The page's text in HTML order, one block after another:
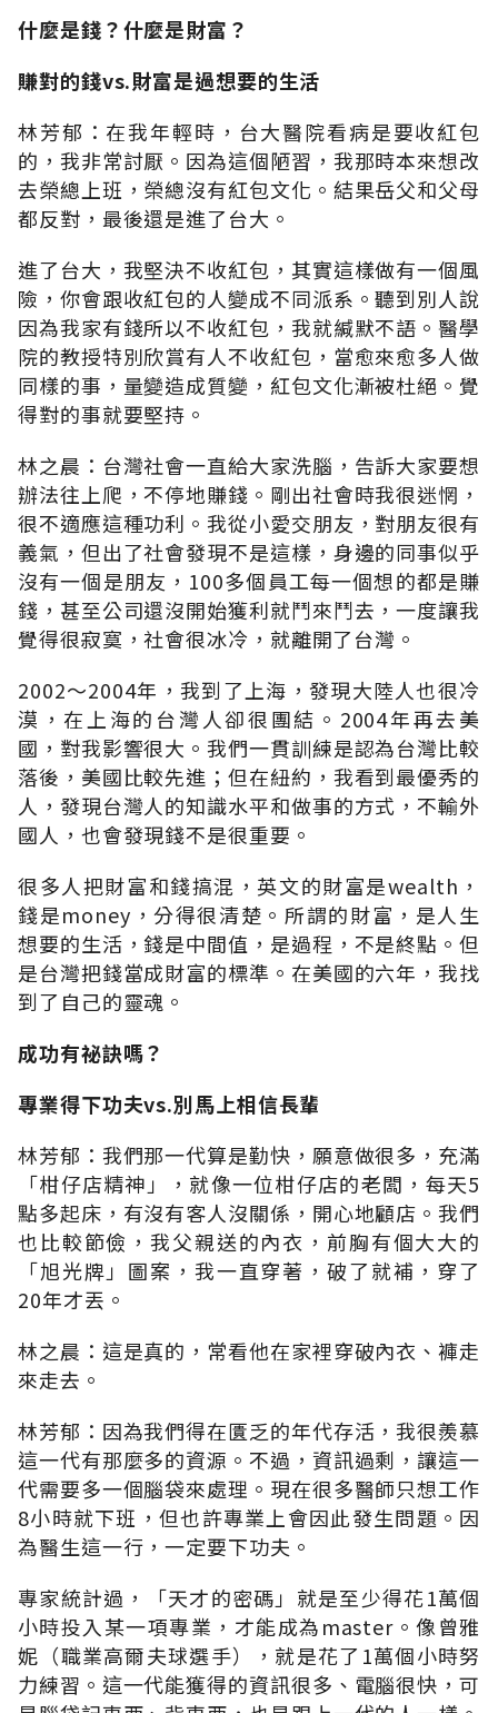
什麼是錢？什麼是財富？
賺對的錢vs.財富是過想要的生活
林芳郁：在我年輕時，台大醫院看病是要收紅包
的，我非常討厭。因為這個陋習，我那時本來想改
去榮總上班，榮總沒有紅包文化。結果岳父和父母
都反對，最後還是進了台大。
進了台大，我堅決不收紅包，其實這樣做有一個風
險，你會跟收紅包的人變成不同派系。聽到別人說
因為我家有錢所以不收紅包，我就緘默不語。醫學
院的教授特別欣賞有人不收紅包，當愈來愈多人做
同樣的事，量變造成質變，紅包文化漸被杜絕。覺
得對的事就要堅持。
林之晨：台灣社會一直給大家洗腦，告訴大家要想
辦法往上爬，不停地賺錢。剛出社會時我很迷惘，
很不適應這種功利。我從小愛交朋友，對朋友很有
義氣，但出了社會發現不是這樣，身邊的同事似乎
沒有一個是朋友，100多個員工每一個想的都是賺
錢，甚至公司還沒開始獲利就鬥來鬥去，一度讓我
覺得很寂寞，社會很冰冷，就離開了台灣。
2002～2004年，我到了上海，發現大陸人也很冷
漠，在上海的台灣人卻很團結。2004年再去美
國，對我影響很大。我們一貫訓練是認為台灣比較
落後，美國比較先進；但在紐約，我看到最優秀的
人，發現台灣人的知識水平和做事的方式，不輸外
國人，也會發現錢不是很重要。
很多人把財富和錢搞混，英文的財富是wealth，
錢是money，分得很清楚。所謂的財富，是人生
想要的生活，錢是中間值，是過程，不是終點。但
是台灣把錢當成財富的標準。在美國的六年，我找
到了自己的靈魂。
成功有祕訣嗎？
專業得下功夫vs.別馬上相信長輩
林芳郁：我們那一代算是勤快，願意做很多，充滿
「柑仔店精神」，就像一位柑仔店的老闆，每天5
點多起床，有沒有客人沒關係，開心地顧店。我們
也比較節儉，我父親送的內衣，前胸有個大大的
「旭光牌」圖案，我一直穿著，破了就補，穿了
20年才丟。
林之晨：這是真的，常看他在家裡穿破內衣、褲走
來走去。
林芳郁：因為我們得在匱乏的年代存活，我很羨慕
這一代有那麼多的資源。不過，資訊過剩，讓這一
代需要多一個腦袋來處理。現在很多醫師只想工作
8小時就下班，但也許專業上會因此發生問題。因
為醫生這一行，一定要下功夫。
專家統計過，「天才的密碼」就是至少得花1萬個
小時投入某一項專業，才能成為master。像曾雅
妮（職業高爾夫球選手），就是花了1萬個小時努
力練習。這一代能獲得的資訊很多、電腦很快，可